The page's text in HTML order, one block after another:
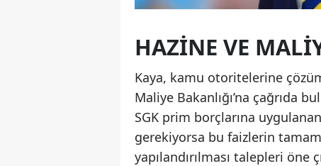
HAZINE VE
Kaya, kamu otoritelerine
Maliye Bakanlığı’na çağrıda
SGK prim borçlarına
gerekiyorsa bu faizlerin
yapılandırılması talepleri öne